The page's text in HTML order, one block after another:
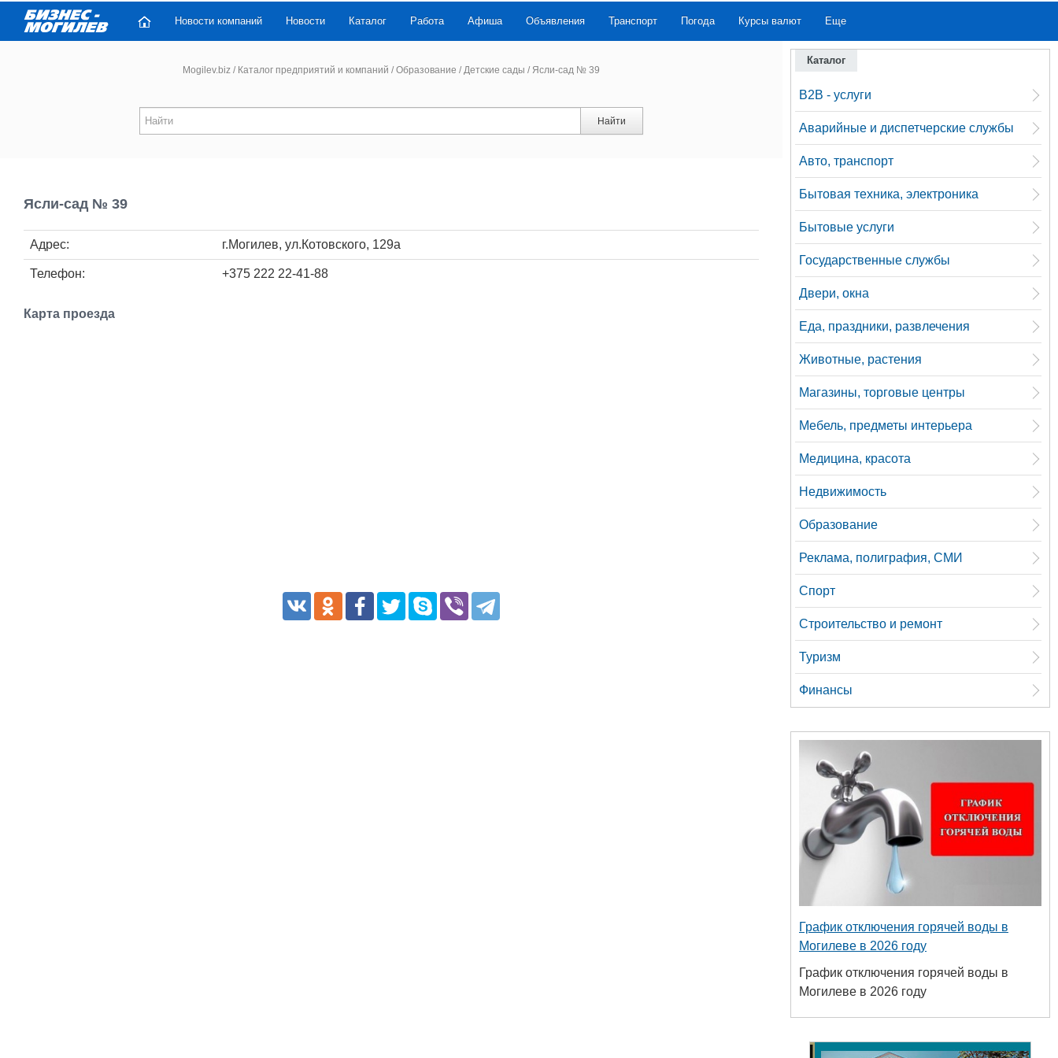
Новости компаний Новости Каталог Работа Афиша Объявления Транспорт Погода Курсы валют Еще
Mogilev.biz / Каталог предприятий и компаний / Образование / Детские сады /Ясли-сад № 39
Найти
Ясли-сад № 39
Адрес: г.Могилев, ул.Котовского, 129а
Телефон: +375 222 22-41-88
Карта проезда
Каталог
B2B - услуги
Аварийные и диспетчерские службы
Авто, транспорт
Бытовая техника, электроника
Бытовые услуги
Государственные службы
Двери, окна
Еда, праздники, развлечения
Животные, растения
Магазины, торговые центры
Мебель, предметы интерьера
Медицина, красота
Недвижимость
Образование
Реклама, полиграфия, СМИ
Спорт
Строительство и ремонт
Туризм
Финансы
График отключения горячей воды в
Могилеве в 2026 году
График отключения горячей воды в
Могилеве в 2026 году